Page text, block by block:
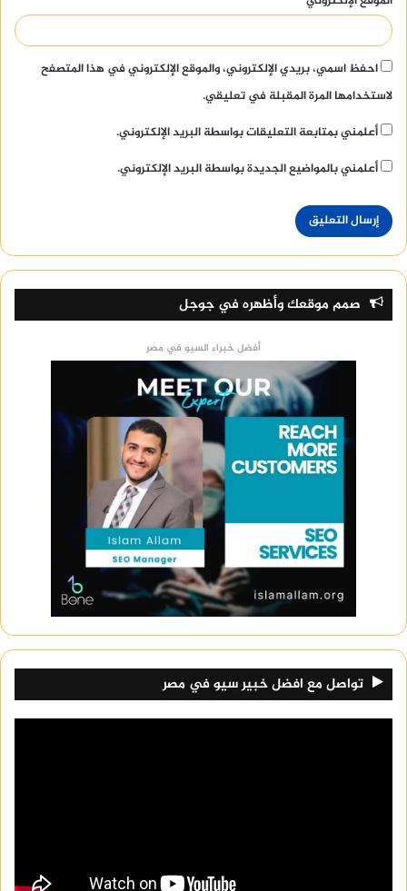
احفظ اسمي، بريدي الإلكتروني، والموقع الإلكتروني في هذا المتصفح
لاستخدامها المرة المقبلة في تعليقي.
أعلمني بمتابعة التعليقات بواسطة البريد الإلكتروني.
أعلمني بالمواضيع الجديدة بواسطة البريد الإلكتروني.
صمم موقعك وأظهره في جوجل
أفضل خبراء السيو في مصر
تواصل مع افضل خبير سيو في مصر